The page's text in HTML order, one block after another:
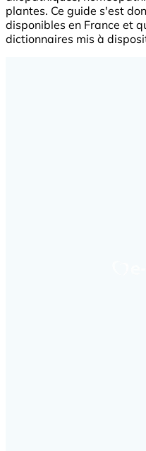
plantes. Ce guide s'est
disponibles en France et
dictionnaires mis à